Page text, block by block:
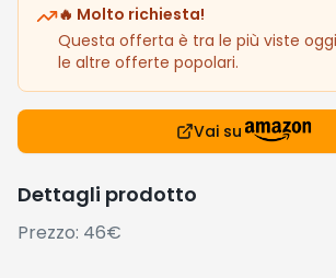
🔥 Molto richiesta!
Questa offerta è tra le più viste
le altre offerte popolari.
Vai su
Dettagli prodotto
Prezzo: 46€